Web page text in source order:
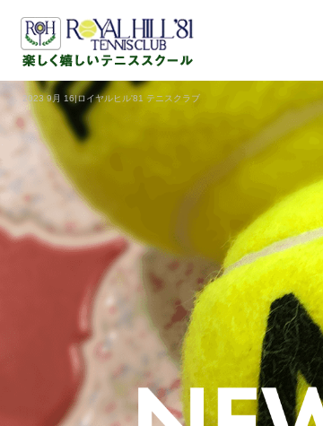
2023 9月 16|ロイヤルヒル'81 テニスクラブ